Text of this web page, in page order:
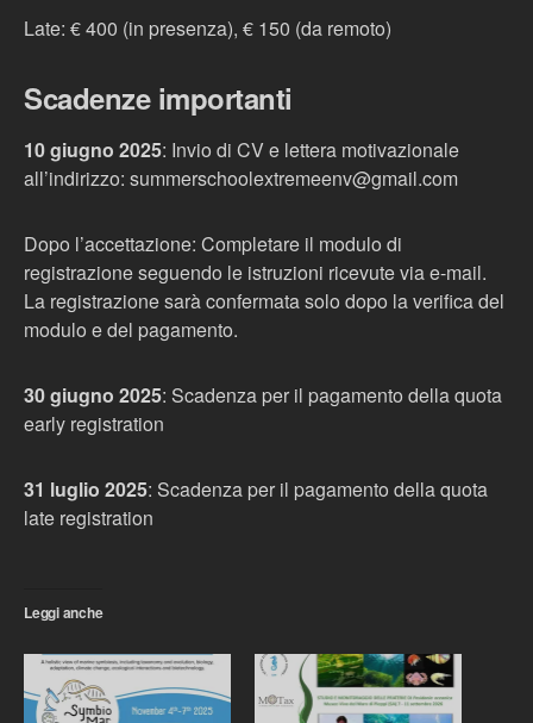
Late: € 400 (in presenza), € 150 (da remoto)
Scadenze importanti
10 giugno 2025: Invio di CV e lettera motivazionale
all’indirizzo: summerschoolextremeenv@gmail.com
Dopo l’accettazione: Completare il modulo di
registrazione seguendo le istruzioni ricevute via e-mail.
La registrazione sarà confermata solo dopo la verifica del
modulo e del pagamento.
30 giugno 2025: Scadenza per il pagamento della quota
early registration
31 luglio 2025: Scadenza per il pagamento della quota
late registration
Leggi anche